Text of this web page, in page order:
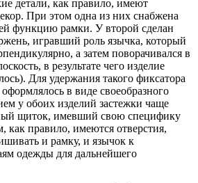
детали, как правило, имеют
При этом одна из них снабжена
функцию рамки. У второй сделан
игравший роль язычка, который
а затем поворачивался в
в результате чего изделие
Для удержания такого фиксатора
в виде своеобразного
у обоих изделий застежки чаще
щиток, имевший свою специфику
как правило, имеются отверстия,
и рамку, и язычок к
одежды для дальнейшего